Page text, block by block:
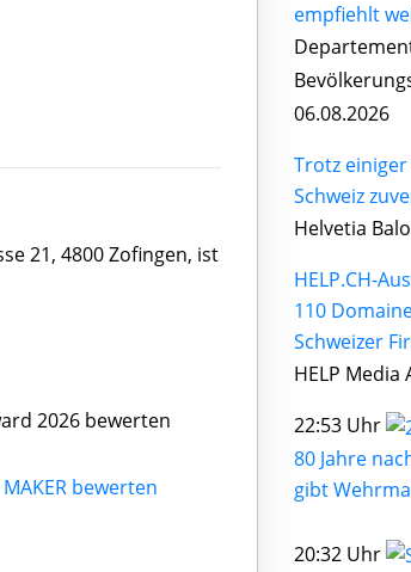
21, 4800 Zofingen, ist
2026 bewerten
MAKER bewerten
empfiehlt
06.08.2026
Trotz
Schweiz
Helvetia
HELP.CH-
110
Schweizer
HELP Media
22:53 Uhr
80 Jahre
gibt
20:32 Uhr